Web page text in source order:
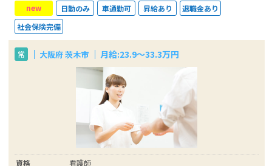
new 日勤のみ 車通勤可 昇給あり
退職金あり
社会保険完備
常 大阪府 茨木市 月給:23.9～33.3万円
資格
看護師